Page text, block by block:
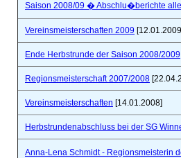
Saison 2008/09 � Abschlu�berichte
Vereinsmeisterschaften 2009
Ende Herbstrunde der Saison 2008/2009
Regionsmeisterschaft 2007/2008
Vereinsmeisterschaften [14.01.2008]
Herbstrundenabschluss bei der SG
Anna-Lena Schmidt - Regionsmeisterin